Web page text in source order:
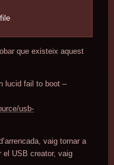
que existeix aquest
lucid fail to boot –
usb-
vaig tornar a
el USB creator, vaig